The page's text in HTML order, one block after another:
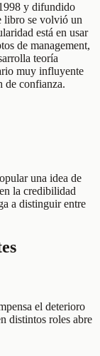
y difundido
libro se volvió un
está en usar
de management,
teoría
muy influyente
de confianza.
una idea de
la credibilidad
a distinguir entre
el deterioro
distintos roles abre